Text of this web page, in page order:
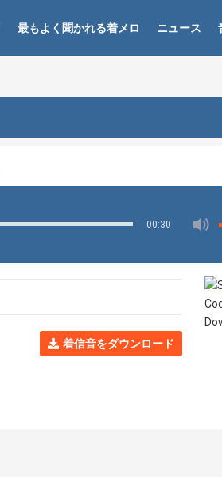
最もよく聞かれる着メロ ニュース
00:30
着信音をダウンロード